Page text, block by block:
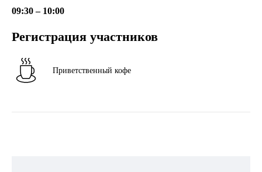
09:30 – 10:00
Регистрация участников
Приветственный кофе